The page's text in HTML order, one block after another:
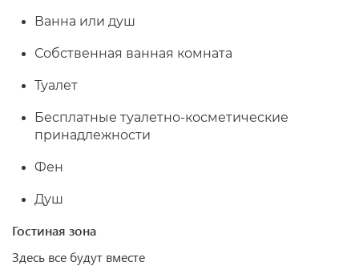
Ванна или душ
Собственная ванная комната
Туалет
Бесплатные туалетно-косметические
принадлежности
Фен
Душ
Гостиная зона
Здесь все будут вместе